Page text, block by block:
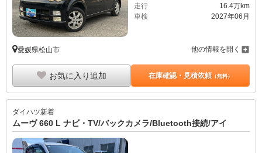
走行
16.4万km
車検
2027年06月
愛媛県松山市 他の情報を開く
お気に入り追加 在庫確認・見積依頼（無料）
ダイハツ新着
ムーヴ 660 L ナビ・TV/バックカメラ/Bluetooth接続/アイ